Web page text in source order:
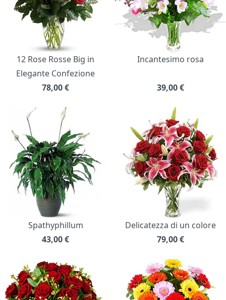
12 Rose Rosse Big in
Elegante Confezione
78,00€
Incantesimo rosa
39,00€
Spathyphillum
43,00€
Delicatezza di un colore
79,00€